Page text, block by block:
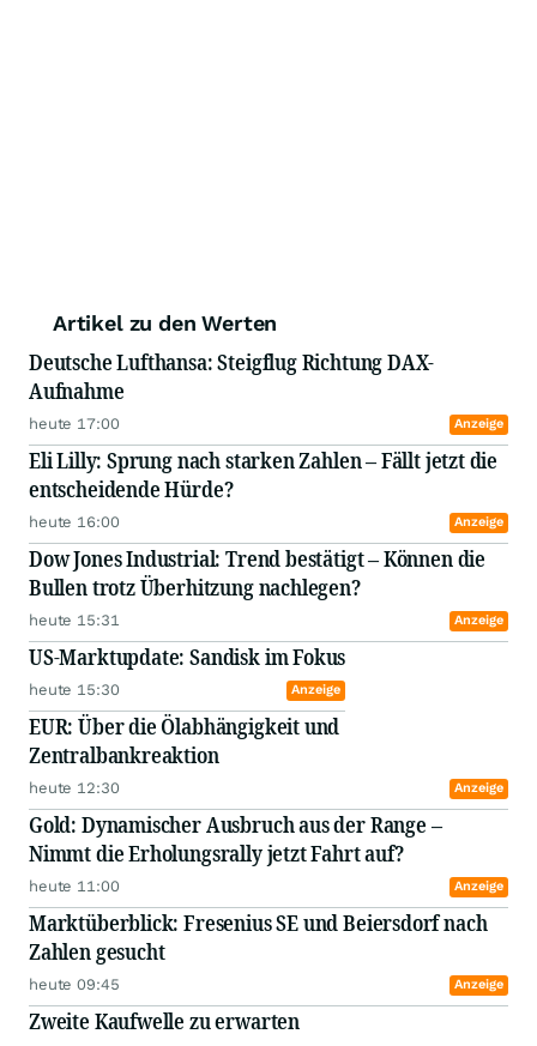
Artikel zu den Werten
Deutsche Lufthansa: Steigflug Richtung DAX-
Aufnahme
heute 17:00 Anzeige
Eli Lilly: Sprung nach starken Zahlen – Fällt jetzt die
entscheidende Hürde?
heute 16:00 Anzeige
Dow Jones Industrial: Trend bestätigt – Können die
Bullen trotz Überhitzung nachlegen?
heute 15:31 Anzeige
US-Marktupdate: Sandisk im Fokus
heute 15:30 Anzeige
EUR: Über die Ölabhängigkeit und
Zentralbankreaktion
heute 12:30 Anzeige
Gold: Dynamischer Ausbruch aus der Range –
Nimmt die Erholungsrally jetzt Fahrt auf?
heute 11:00 Anzeige
Marktüberblick: Fresenius SE und Beiersdorf nach
Zahlen gesucht
heute 09:45 Anzeige
Zweite Kaufwelle zu erwarten